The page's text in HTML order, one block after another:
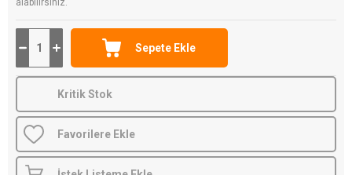
Kritik Stok
Favorilere Ekle